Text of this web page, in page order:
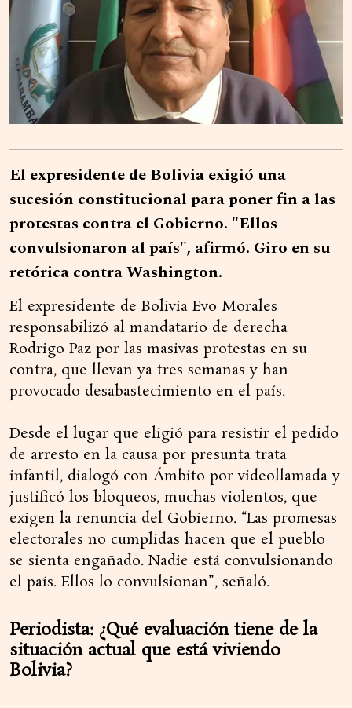
El expresidente de Bolivia exigió una
sucesión constitucional para poner fin a las
protestas contra el Gobierno. "Ellos
convulsionaron al país", afirmó. Giro en su
retórica contra Washington.
El expresidente de Bolivia Evo Morales
responsabilizó al mandatario de derecha
Rodrigo Paz por las masivas protestas en su
contra, que llevan ya tres semanas y han
provocado desabastecimiento en el país.
Desde el lugar que eligió para resistir el pedido
de arresto en la causa por presunta trata
infantil, dialogó con Ámbito por videollamada y
justificó los bloqueos, muchas violentos, que
exigen la renuncia del Gobierno. “Las promesas
electorales no cumplidas hacen que el pueblo
se sienta engañado. Nadie está convulsionando
el país. Ellos lo convulsionan”, señaló.
Periodista: ¿Qué evaluación tiene de la
situación actual que está viviendo
Bolivia?